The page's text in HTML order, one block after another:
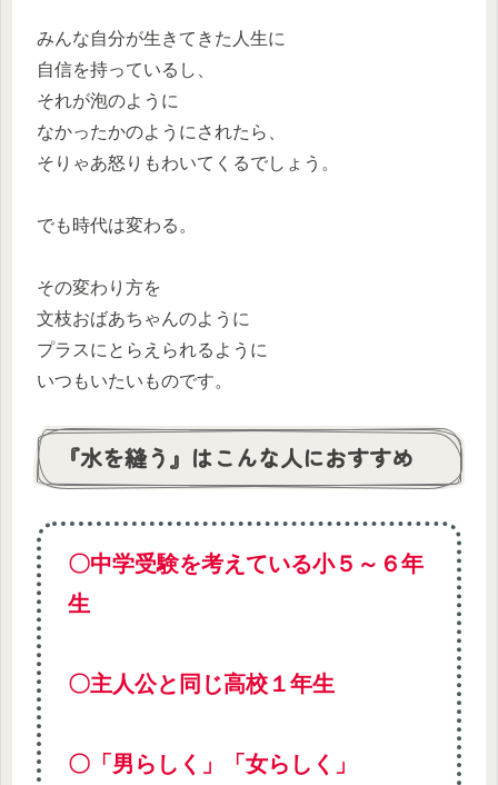
みんな自分が生きてきた人生に
自信を持っているし、
それが泡のように
なかったかのようにされたら、
そりゃあ怒りもわいてくるでしょう。
でも時代は変わる。
その変わり方を
文枝おばあちゃんのように
プラスにとらえられるように
いつもいたいものです。
『水を縫う』はこんな人におすすめ
〇中学受験を考えている小５～６年
生
〇主人公と同じ高校１年生
〇「男らしく」「女らしく」